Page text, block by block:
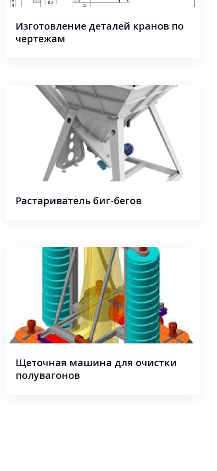
Изготовление деталей кранов по
чертежам
Растариватель биг-бегов
Щеточная машина для очистки
полувагонов